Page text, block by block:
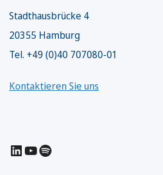
Stadthausbrücke 4
20355 Hamburg
Tel. +49 (0)40 707080-01
Kontaktieren Sie uns
LinkedIn
YouTube
Spotify